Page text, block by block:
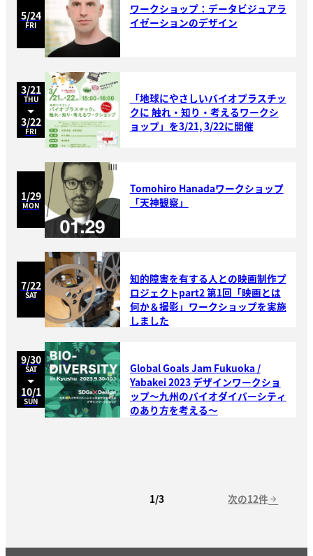
5/24
FRI
ワークショップ：データビジュアラ
イゼーションのデザイン
3/21
THU
3/22
FRI
「地球にやさしいバイオプラスチッ
クに 触れ・知り・考えるワークシ
ョップ」を3/21, 3/22に開催
1/29
MON
Tomohiro Hanadaワークショップ
「天神観察」
7/22
SAT
知的障害を有する人との映画制作プ
ロジェクトpart2 第1回「映画とは
何か＆撮影」ワークショップを実施
しました
9/30
SAT
10/1
SUN
Global Goals Jam Fukuoka /
Yabakei 2023 デザインワークショ
ップ～九州のバイオダイバーシティ
のあり方を考える～
次の12件 arrow_forward
1/3